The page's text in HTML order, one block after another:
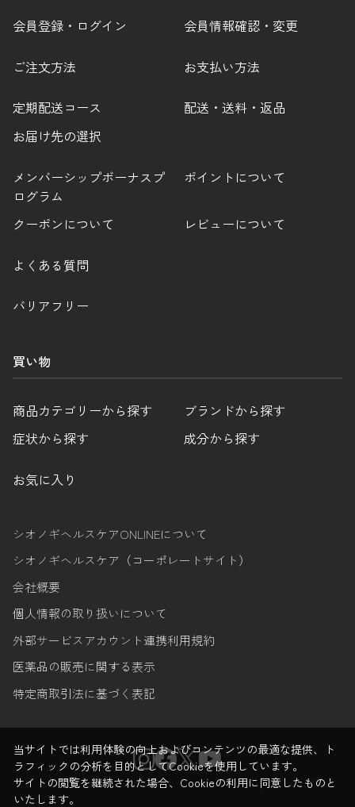
0120-810-771
24時間自動受付
会員登録・ログイン 会員情報確認・変更
ご注文方法 お支払い方法
定期配送コース
配送・送料・返品
お届け先の選択
メンバーシップボーナスプ
ログラム
ポイントについて
クーポンについて レビューについて
よくある質問
バリアフリー
買い物
商品カテゴリーから探す
ブランドから探す
症状から探す
成分から探す
お気に入り
シオノギヘルスケアONLINEについて
シオノギヘルスケア（コーポレートサイト）
会社概要
個人情報の取り扱いについて
外部サービスアカウント連携利用規約
医薬品の販売に関する表示
特定商取引法に基づく表記
当サイトでは利用体験の向上およびコンテンツの最適な提供、ト
ラフィックの分析を目的としてCookieを使用しています。
サイトの閲覧を継続された場合、Cookieの利用に同意したものと
いたします。